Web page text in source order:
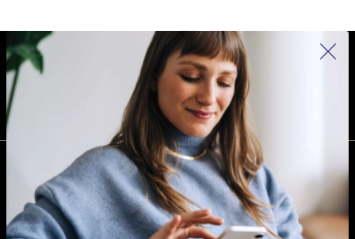
REFURBED SUOMI - RETHINK NEW.
SEURAA MEITÄ
YRITYS
Miksi refurbed
Kunnostusprosessi